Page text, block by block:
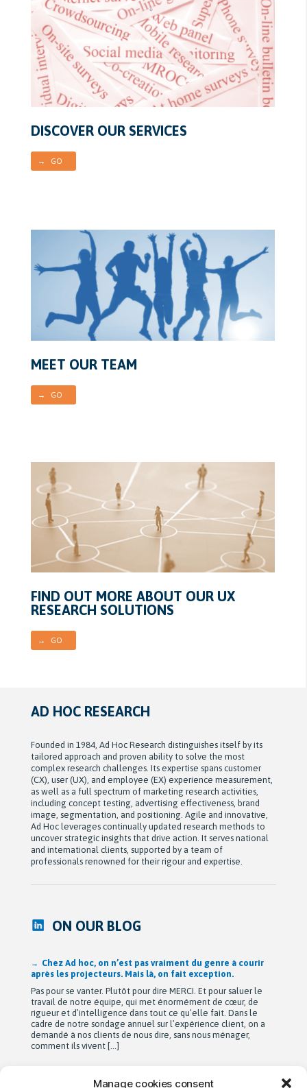
Manage cookies consent
DISCOVER OUR SERVICES
→ GO
MEET OUR TEAM
→ GO
FIND OUT MORE ABOUT OUR UX
RESEARCH SOLUTIONS
→ GO
AD HOC RESEARCH
Founded in 1984, Ad Hoc Research distinguishes itself by its
tailored approach and proven ability to solve the most
complex research challenges. Its expertise spans customer
(CX), user (UX), and employee (EX) experience measurement,
as well as a full spectrum of marketing research activities,
including concept testing, advertising effectiveness, brand
image, segmentation, and positioning. Agile and innovative,
Ad Hoc leverages continually updated research methods to
uncover strategic insights that drive action. It serves national
and international clients, supported by a team of
professionals renowned for their rigour and expertise.
ON OUR BLOG
Après 42 ans à bâtir Ad hoc recherche avec passion,
Michel Berne et Stéphan Harris amorcent une nouvelle
De leurs modestes appartements d’étudiants à une entreprise
de près de 90 employés devenue une référence dans son
domaine au Québec, leur parcours est remarquable. Mais au-
delà de la croissance, ils auront surtout bâti une culture
profondément humaine fondée sur la collaboration, la